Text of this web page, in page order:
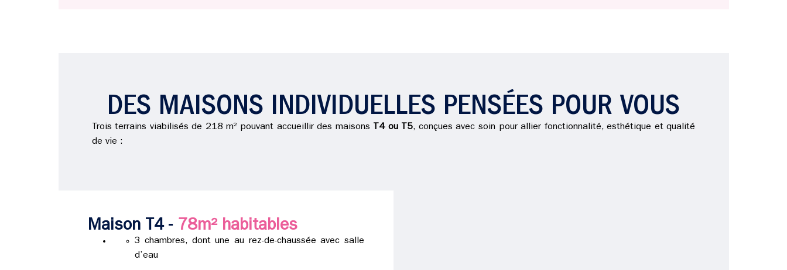
DES MAISONS INDIVIDUELLES PENSÉES POUR VOUS
Trois terrains viabilisés de 218 m² pouvant accueillir des maisons T4 ou T5, conçues avec soin pour allier fonctionnalité, esthétique et qualité
de vie :
Maison T4 - 78m² habitables
3 chambres, dont une au rez-de-chaussée avec salle
d’eau